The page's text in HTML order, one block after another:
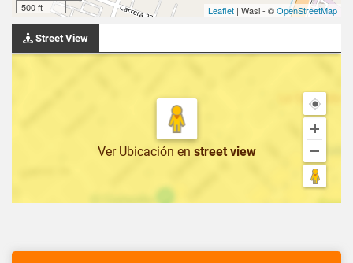
500 ft
Leaflet | Wasi - ©OpenStreetMap
Street View
Ver Ubicación en street view